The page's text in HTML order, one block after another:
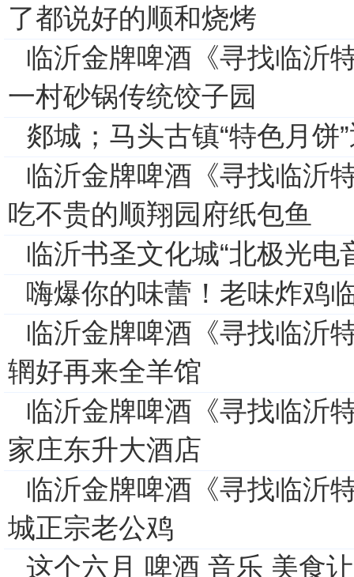
了都说好的顺和烧烤
临沂金牌啤酒《寻找临沂
一村砂锅传统饺子园
郯城；马头古镇“特色月饼
临沂金牌啤酒《寻找临沂
吃不贵的顺翔园府纸包鱼
临沂书圣文化城“北极光电
嗨爆你的味蕾！老味炸鸡
临沂金牌啤酒《寻找临沂
辋好再来全羊馆
临沂金牌啤酒《寻找临沂
家庄东升大酒店
临沂金牌啤酒《寻找临沂
城正宗老公鸡
这个六月 啤酒 音乐 美食